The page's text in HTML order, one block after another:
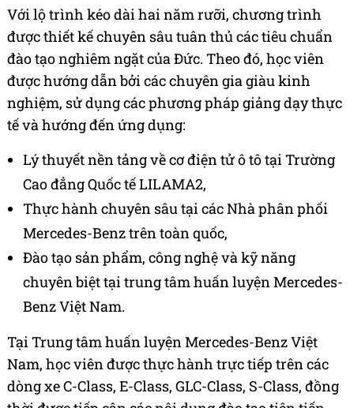
Với lộ trình kéo dài hai năm rưỡi, chương trình
được thiết kế chuyên sâu tuân thủ các tiêu chuẩn
đào tạo nghiêm ngặt của Đức. Theo đó, học viên
được hướng dẫn bởi các chuyên gia giàu kinh
nghiệm, sử dụng các phương pháp giảng dạy thực
tế và hướng đến ứng dụng:
Lý thuyết nền tảng về cơ điện tử ô tô tại Trường
Cao đẳng Quốc tế LILAMA2,
Thực hành chuyên sâu tại các Nhà phân phối
Mercedes-Benz trên toàn quốc,
Đào tạo sản phẩm, công nghệ và kỹ năng
chuyên biệt tại trung tâm huấn luyện Mercedes-
Benz Việt Nam.
Tại Trung tâm huấn luyện Mercedes-Benz Việt
Nam, học viên được thực hành trực tiếp trên các
dòng xe C-Class, E-Class, GLC-Class, S-Class, đồng